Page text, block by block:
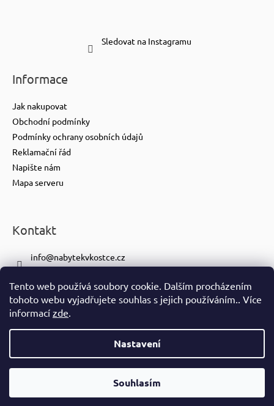
Tento web používá soubory cookie. Dalším procházením
tohoto webu vyjadřujete souhlas s jejich používáním.. Více
informací zde.
Nastavení
Souhlasím
Sledovat na Instagramu
Informace
Jak nakupovat
Obchodní podmínky
Podmínky ochrany osobních údajů
Reklamační řád
Napište nám
Mapa serveru
Kontakt
info@nabytekvkostce.cz
+420 601 116 371
https://www.facebook.com/nabytekvkostce.cz/
nabytek_v_kostce
Vytvořil Shoptet
Copyright 2026nabytek-v-kostce.cz. Všechna práva vyhrazena.
Ve spolupráci seS!CK Studiem